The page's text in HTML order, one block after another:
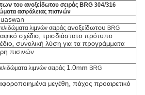
του ανοξείδωτου σειράς BRG 304/316
ασφάλειας πισινών
λιμνών σειράς ανοξείδωτου BRG
σχέδιο, τρισδιάστατο πρότυπο
συνολική λύση για τα προγράμματα
πισινών
λιμνών σειράς 1.0mm BRG
μεγέθη, πάχος προαιρετικό